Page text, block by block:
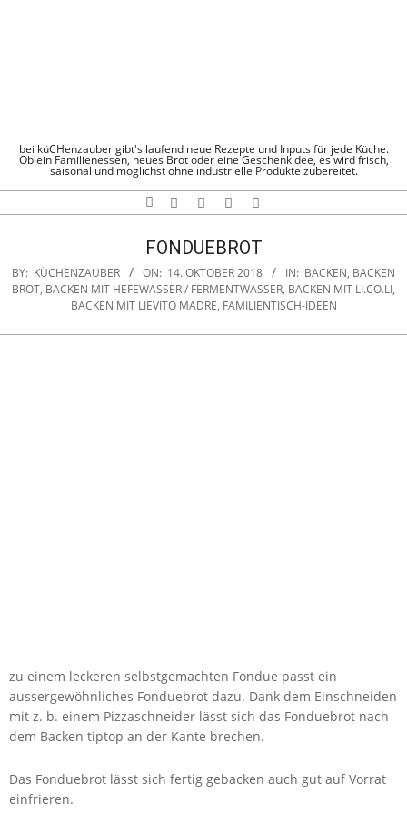
bei küCHenzauber gibt's laufend neue Rezepte und Inputs für jede Küche.
Ob ein Familienessen, neues Brot oder eine Geschenkidee, es wird frisch,
saisonal und möglichst ohne industrielle Produkte zubereitet.
Search
FONDUEBROT
BY: KÜCHENZAUBER ON: 14. OKTOBER 2018 IN: BACKEN, BACKEN
BROT, BACKEN MIT HEFEWASSER / FERMENTWASSER, BACKEN MIT LI.CO.LI,
BACKEN MIT LIEVITO MADRE, FAMILIENTISCH-IDEEN
zu einem leckeren selbstgemachten Fondue passt ein
aussergewöhnliches Fonduebrot dazu. Dank dem Einschneiden
mit z. b. einem Pizzaschneider lässt sich das Fonduebrot nach
dem Backen tiptop an der Kante brechen.
Das Fonduebrot lässt sich fertig gebacken auch gut auf Vorrat
einfrieren.